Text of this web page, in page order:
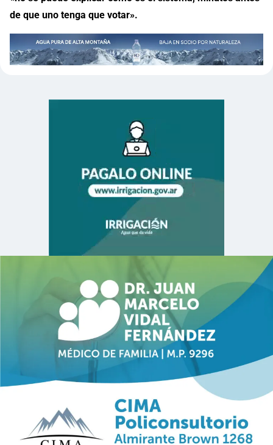
de que uno tenga que votar».